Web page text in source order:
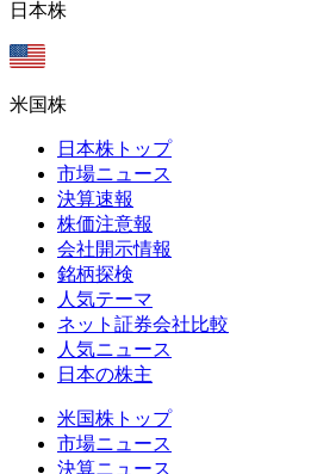
日本株
米国株
日本株トップ
市場ニュース
決算速報
株価注意報
会社開示情報
銘柄探検
人気テーマ
ネット証券会社比較
人気ニュース
日本の株主
米国株トップ
市場ニュース
決算ニュース